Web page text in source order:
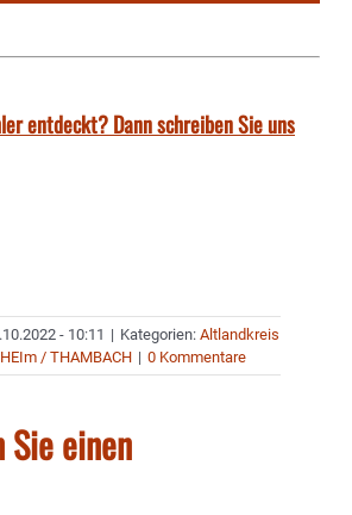
entdeckt? Dann schreiben Sie uns
- 10:11 | Kategorien: Altlandkreis
/ THAMBACH | 0 Kommentare
einen